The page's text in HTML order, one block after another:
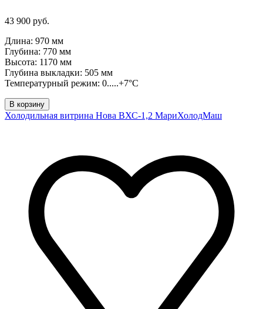
43 900 руб.
Длина: 970 мм
Глубина: 770 мм
Высота: 1170 мм
Глубина выкладки: 505 мм
Температурный режим: 0.....+7°C
В корзину
Холодильная витрина Нова ВХС-1,2 МариХолодМаш